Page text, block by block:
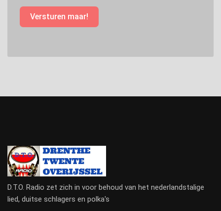
Versturen maar!
D.T.O. Radio zet zich in voor behoud van het nederlandstalige
lied, duitse schlagers en polka's